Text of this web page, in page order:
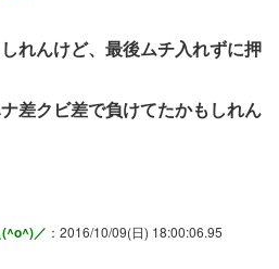
れんけど、最後ムチ入れずに押
差クビ差で負けてたかもしれん
(^o^)／ ：2016/10/09(日) 18:00:06.95